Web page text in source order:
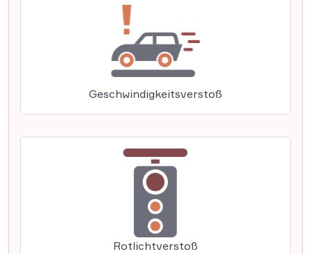
Geschwindigkeitsverstoß
Rotlichtverstoß